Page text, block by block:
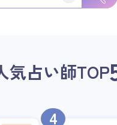
気占い師TOP
4